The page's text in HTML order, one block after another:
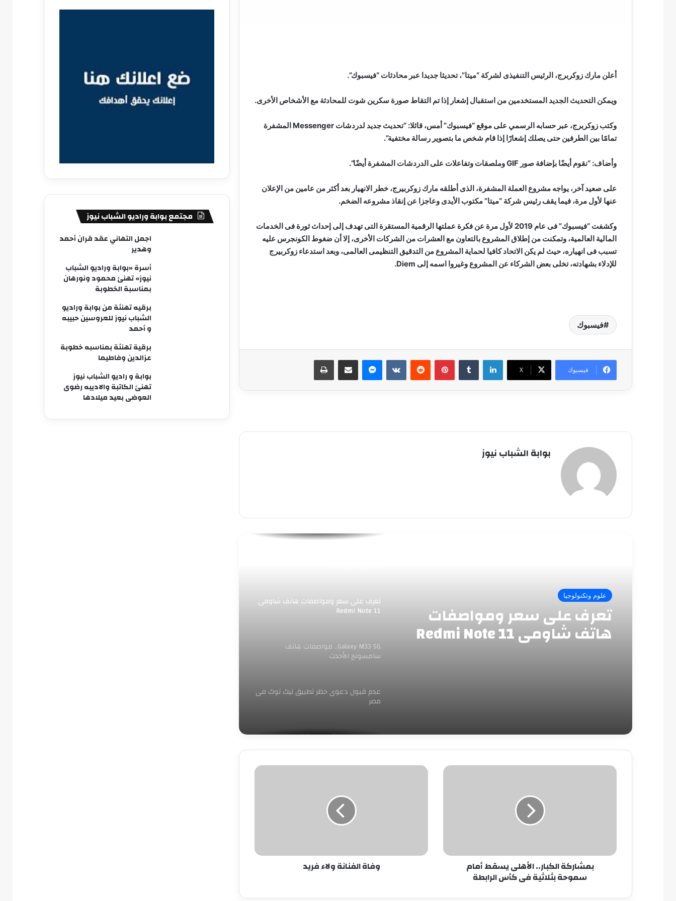
أعلن مارك زوكربرج، الرئيس التنفيذى لشركة “ميتا”، تحديثا جديدا عبر محادثات “فيسبوك”.
ويمكن التحديث الجديد المستخدمين من استقبال إشعار إذا تم التقاط صورة سكرين شوت للمحادثة مع الأشخاص الأخرى.
وكتب زوكربرج، عبر حسابه الرسمي على موقع “فيسبوك” أمس، قائلا: “تحديث جديد لدردشات Messenger المشفرة
تمامًا بين الطرفين حتى يصلك إشعارًا إذا قام شخص ما بتصوير رسالة مختفية”.
وأضاف: “نقوم أيضًا بإضافة صور GIF وملصقات وتفاعلات على الدردشات المشفرة أيضًا”.
على صعيد آخر، يواجه مشروع العملة المشفرة، الذى أطلقه مارك زوكربيرج، خطر الانهيار بعد أكثر من عامين من الإعلان
عنها لأول مرة، فيما يقف رئيس شركة “ميتا” مكتوب الأيدى وعاجزا عن إنقاذ مشروعه الضخم.
وكشفت “فيسبوك” فى عام 2019 لأول مرة عن فكرة عملتها الرقمية المستقرة التى تهدف إلى إحداث ثورة فى الخدمات
المالية العالمية، وتمكنت من إطلاق المشروع بالتعاون مع العشرات من الشركات الأخرى، إلا أن ضغوط الكونجرس عليه
تسبب فى انهياره، حيث لم يكن الاتحاد كافيا لحماية المشروع من التدقيق التنظيمى العالمى، وبعد استدعاء زوكربيرج
للإدلاء بشهادته، تخلى بعض الشركاء عن المشروع وغيروا اسمه إلى Diem.
فيسبوك
فيسبوك ‫X
لينكدإن بينتيريست ماسنجر مشاركة عبر البريد طباعة
بوابة الشباب نيوز
علوم وتكنولوجيا
تعرف على سعر ومواصفات
هاتف شاومى Redmi Note 11
ميزة جديدة من آبل تحذر الأطفال من الصور
العارية
نفس الجهاز؟
صديقة للبيئة
تعرف على سعر ومواصفات هاتف شاومى
Redmi Note 11
Galaxy M33 5G.. مواصفات هاتف
سامسونج الأحدث
عدم قبول دعوى حظر تطبيق تيك توك فى
مصر
عمرو طلعت: الاتصالات وتكنولوجيا
المعلومات الأعلى نموا بين قطاعات
للمستخدمين صغار السن
ميزة جديدة من آبل تحذر الأطفال من الصور
كيف تفتح أكثر من حساب واتساب على
بمشاركة
كأس
بمشاركة الكبار.. الأهلى يسقط أمام
سموحة بثلاثية فى كأس الرابطة
وفاة
وفاة الفنانة ولاء فريد
مجتمع بوابة وراديو الشباب نيوز
اجمل التهاني عقد قران أحمد
وهدير
أسرة «بوابة وراديو الشباب
نيوز» تهنئ محمود ونورهان
بمناسبة الخطوبة
برقيه تهنئة من بوابة وراديو
الشباب نيوز للعروسين حبيبه
و أحمد
برقية تهنئة بمناسبه خطوبة
عزالدين وفاطيما
بوابة و راديو الشباب نيوز
تهنئ الكاتبة والاديبه رضوى
العوضى بعيد ميلادها